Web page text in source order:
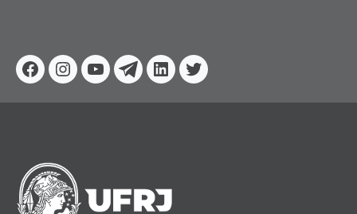
Facebook
Instagram
YoutubeTelegram
Linkedin
Twitter